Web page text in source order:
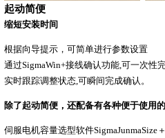
起动简便
缩短安装时间
根据向导提示，可简单进行参数设置
通过SigmaWin+接线确认功能,可一次性
实时跟踪调整状态,可瞬间完成确认。
除了起动简便，还配备有各种便于使用的
伺服电机容量选型软件SigmaJunmaSize＋